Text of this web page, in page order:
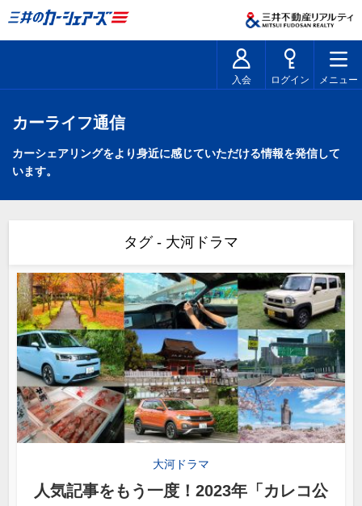
入会 ログイン メニュー
カーライフ通信
カーシェアリングをより身近に感じていただける情報を発信して
います。
タグ - 大河ドラマ
大河ドラマ
人気記事をもう一度！2023年「カレコ公